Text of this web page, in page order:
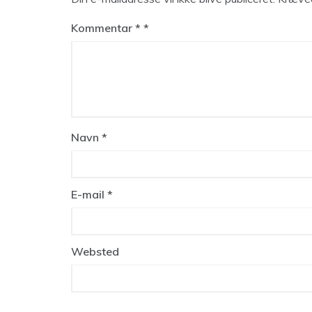
Kommentar *
Navn *
E-mail *
Websted